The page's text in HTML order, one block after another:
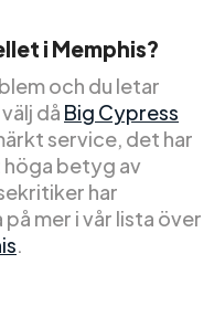
i Memphis?
och du letar
då Big Cypress
service, det har
betyg av
har
mer i vår lista över
.